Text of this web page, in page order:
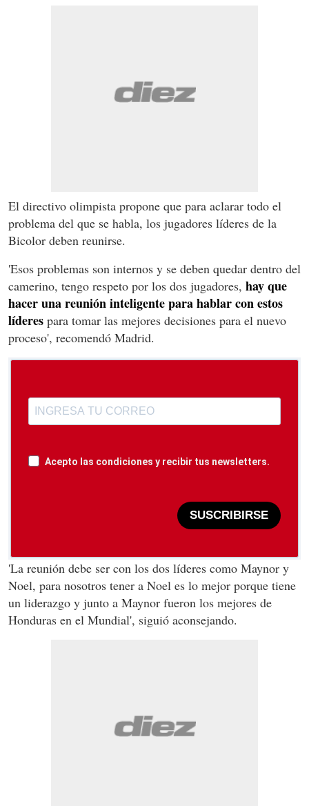
El directivo olimpista propone que para aclarar todo el
problema del que se habla, los jugadores líderes de la
Bicolor deben reunirse.
'Esos problemas son internos y se deben quedar dentro del
camerino, tengo respeto por los dos jugadores, hay que
hacer una reunión inteligente para hablar con estos
líderes para tomar las mejores decisiones para el nuevo
proceso', recomendó Madrid.
Acepto las condiciones y recibir tus newsletters.
SUSCRIBIRSE
'La reunión debe ser con los dos líderes como Maynor y
Noel, para nosotros tener a Noel es lo mejor porque tiene
un liderazgo y junto a Maynor fueron los mejores de
Honduras en el Mundial', siguió aconsejando.